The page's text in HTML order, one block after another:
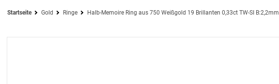
Startseite Gold Ringe Halb-Memoire Ring aus 750 Weißgold 19 Brillanten 0,33ct TW-SI B:2,2mm